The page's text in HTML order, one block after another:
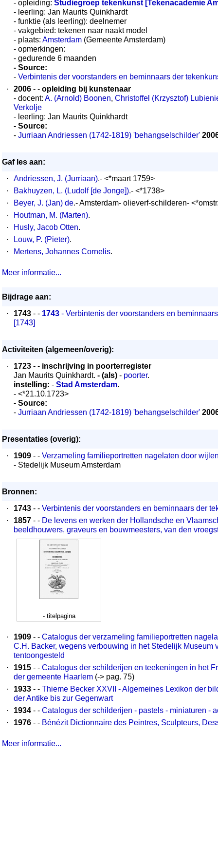
- opleiding: Studiegroep tekenkunst [Tekenacademie
- leerling: Jan Maurits Quinkhardt
- funktie (als leerling): deelnemer
- vakgebied: tekenen naar naakt model
- plaats: Amsterdam (Gemeente Amsterdam)
- opmerkingen:
- gedurende 6 maanden
- Source:
- Verbintenis der voorstanders en beminnaars der
·
2006 - - opleiding bij kunstenaar
- docent: A. (Arnold) Boonen, Christoffel (Krzysztof)
Verkolje
- leerling: Jan Maurits Quinkhardt
- Source:
- Jurriaan Andriessen (1742-1819) 'behangselschilder'
Gaf les aan:
·
Andriessen, J. (Jurriaan).- <*maart 1759>
·
Bakhuyzen, L. (Ludolf [de Jonge]).- <*1738>
·
Beyer, J. (Jan) de.- Amsterdam- olieverf-schilderen-
·
Houtman, M. (Marten).
·
Husly, Jacob Otten.
·
Louw, P. (Pieter).
·
Mertens, Johannes Cornelis.
Meer informatie...
Bijdrage aan:
·
1743 - - 1743 - Verbintenis der voorstanders en
[1743]
Activiteiten (algemeen/overig):
·
1723 - - inschrijving in poorterregister
Jan Maurits Quinkhardt. - (als) - poorter.
instelling: - Stad Amsterdam.
- <*21.10.1723>
- Source:
- Jurriaan Andriessen (1742-1819) 'behangselschilder'
Presentaties (overig):
·
1909 - - Verzameling familieportretten nagelaten door
- Stedelijk Museum Amsterdam
Bronnen:
·
1743 - - Verbintenis der voorstanders en beminnaars der
·
1857 - - De levens en werken der Hollandsche en
beeldhouwers, graveurs en bouwmeesters, van den
- titelpagina
· 1909 - - Catalogus der verzameling familieportretten
C.H. Backer, wegens verbouwing in het Stedelijk Museum
tentoongesteld
·
1915 - - Catalogus der schilderijen en teekeningen in het
der gemeente Haarlem (-> pag. 75)
·
1933 - - Thieme Becker XXVII - Algemeines Lexikon der
der Antike bis zur Gegenwart
·
1934 - - Catalogus der schilderijen - pastels - miniaturen -
·
1976 - - Bénézit Dictionnaire des Peintres, Sculpteurs,
Meer informatie...